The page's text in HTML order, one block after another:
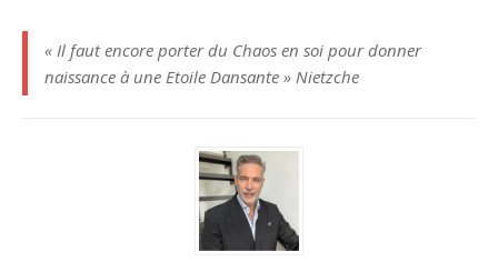
« Il faut encore porter du Chaos en soi pour donner
naissance à une Etoile Dansante » Nietzche